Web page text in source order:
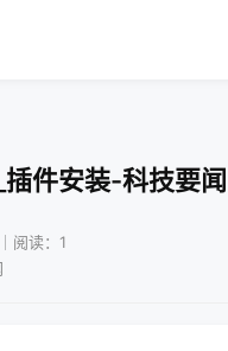
件安装-科技要闻
阅读：1